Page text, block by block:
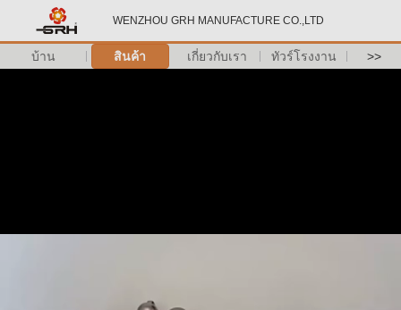
WENZHOU GRH MANUFACTURE CO.,LTD
บ้าน สินค้า เกี่ยวกับเรา ทัวร์โรงงาน >>